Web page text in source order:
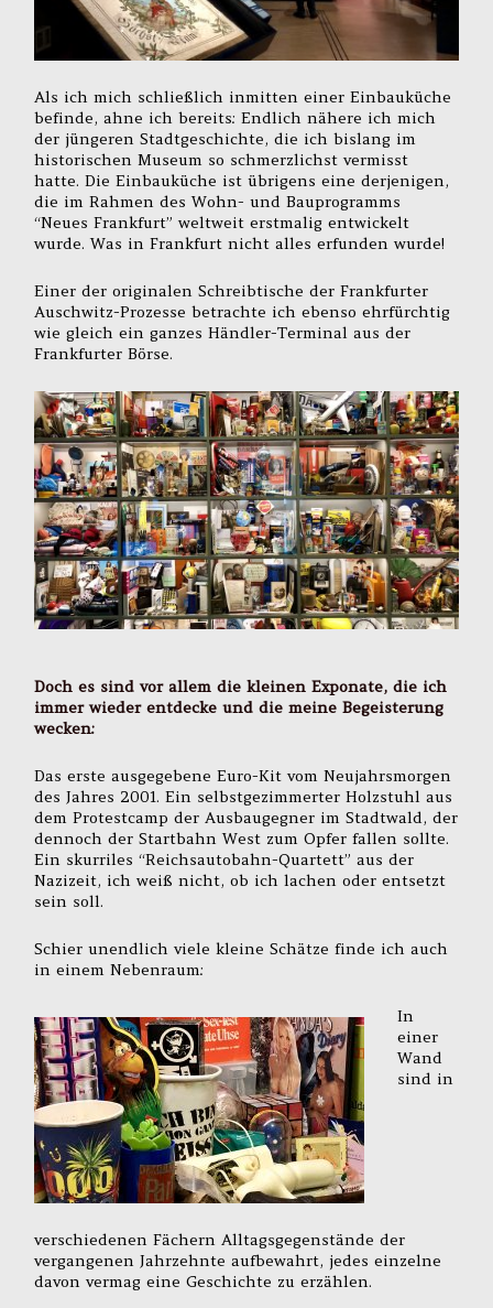
Als ich mich schließlich inmitten einer Einbauküche
befinde, ahne ich bereits: Endlich nähere ich mich
der jüngeren Stadtgeschichte, die ich bislang im
historischen Museum so schmerzlichst vermisst
hatte. Die Einbauküche ist übrigens eine derjenigen,
die im Rahmen des Wohn- und Bauprogramms
“Neues Frankfurt” weltweit erstmalig entwickelt
wurde. Was in Frankfurt nicht alles erfunden wurde!
Einer der originalen Schreibtische der Frankfurter
Auschwitz-Prozesse betrachte ich ebenso ehrfürchtig
wie gleich ein ganzes Händler-Terminal aus der
Frankfurter Börse.
Doch es sind vor allem die kleinen Exponate, die ich
immer wieder entdecke und die meine Begeisterung
wecken:
Das erste ausgegebene Euro-Kit vom Neujahrsmorgen
des Jahres 2001. Ein selbstgezimmerter Holzstuhl aus
dem Protestcamp der Ausbaugegner im Stadtwald, der
dennoch der Startbahn West zum Opfer fallen sollte.
Ein skurriles “Reichsautobahn-Quartett” aus der
Nazizeit, ich weiß nicht, ob ich lachen oder entsetzt
sein soll.
Schier unendlich viele kleine Schätze finde ich auch
in einem Nebenraum:
In
einer
Wand
sind in
verschiedenen Fächern Alltagsgegenstände der
vergangenen Jahrzehnte aufbewahrt, jedes einzelne
davon vermag eine Geschichte zu erzählen.